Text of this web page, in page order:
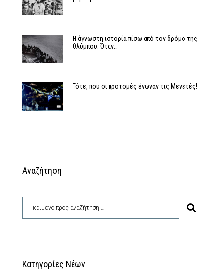
Η άγνωστη ιστορία πίσω από τον δρόμο της
Ολύμπου: Όταν…
Τότε, που οι προτομές ένωναν τις Μενετές!
Αναζήτηση
Κατηγορίες Νέων